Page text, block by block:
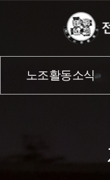
노조활동소식